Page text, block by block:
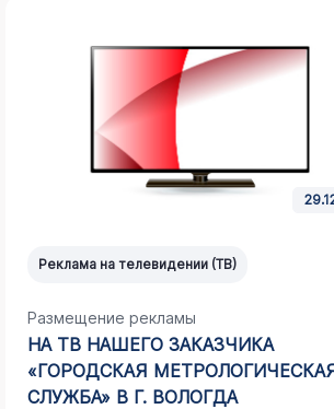
Реклама на телевидении (ТВ)
Размещение рекламы
НА ТВ НАШЕГО ЗАКАЗЧИКА
«ГОРОДСКАЯ
СЛУЖБА» В Г. ВОЛОГДА